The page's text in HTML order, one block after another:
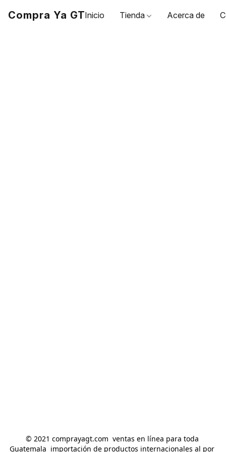
Compra Ya GTInicio Tienda Acerca de
© 2021 comprayagt.com  ventas en línea para toda
Guatemala  importación de productos internacionales al por